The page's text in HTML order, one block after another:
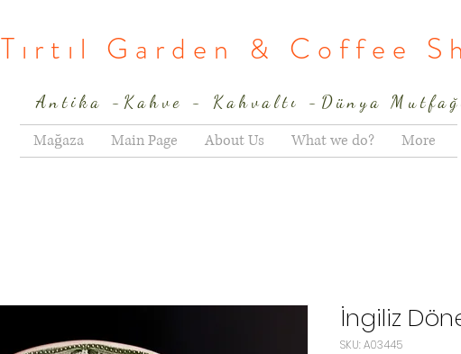
Tırtıl Garden & Coffee
Antika -Kahve - Kahvaltı -Dünya
Mağaza
Main Page About Us What we do? More
İngiliz
SKU: A03445